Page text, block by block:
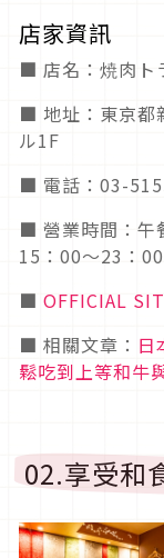
店家資訊
■ 店名：焼肉ト
■ 地址：東京
ル1F
■ 電話：03-
■ 營業時間：午
15：00～23：
■ OFFICIAL
■ 相關文章： 日
鬆吃到上等和牛
02.享受和